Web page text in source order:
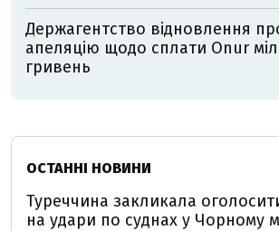
Держагентство відновлення
апеляцію щодо сплати Onur
гривень
ОСТАННІ НОВИНИ
Туреччина закликала
на удари по суднах у Чорному